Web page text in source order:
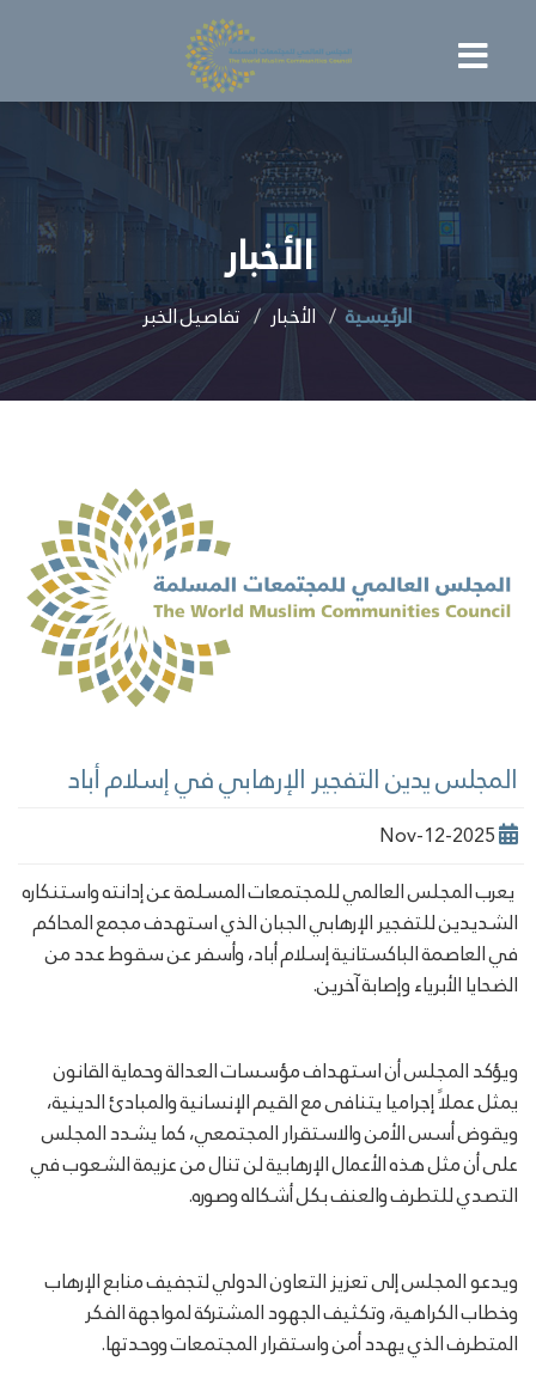
الأخبار
الرئيسية الأخبار تفاصيل الخبر
المجلس يدين التفجير الإرهابي في إسلام أباد
2025-Nov-12
يعرب المجلس العالمي للمجتمعات المسلمة عن إدانته واستنكاره
الشديدين للتفجير الإرهابي الجبان الذي استهدف مجمع المحاكم
في العاصمة الباكستانية إسلام أباد، وأسفر عن سقوط عدد من
الضحايا الأبرياء وإصابة آخرين.
ويؤكد المجلس أن استهداف مؤسسات العدالة وحماية القانون
يمثل عملاً إجراميا يتنافى مع القيم الإنسانية والمبادئ الدينية،
ويقوض أسس الأمن والاستقرار المجتمعي، كما يشدد المجلس
على أن مثل هذه الأعمال الإرهابية لن تنال من عزيمة الشعوب في
التصدي للتطرف والعنف بكل أشكاله وصوره.
ويدعو المجلس إلى تعزيز التعاون الدولي لتجفيف منابع الإرهاب
وخطاب الكراهية، وتكثيف الجهود المشتركة لمواجهة الفكر
المتطرف الذي يهدد أمن واستقرار المجتمعات ووحدتها.